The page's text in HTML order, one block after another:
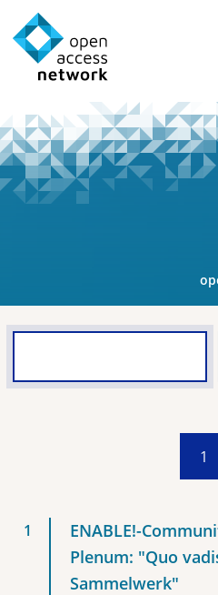
1
ENABLE!-
Plenum: "Quo
Sammelwerk"